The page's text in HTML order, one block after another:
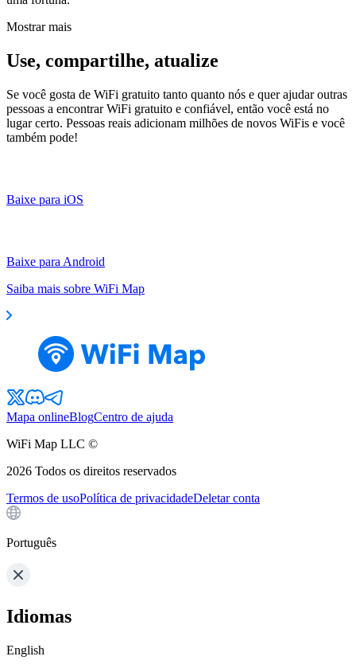
Mostrar mais
Use, compartilhe, atualize
Se você gosta de WiFi gratuito tanto quanto nós e quer ajudar outras
pessoas a encontrar WiFi gratuito e confiável, então você está no
lugar certo. Pessoas reais adicionam milhões de novos WiFis e você
também pode!
Baixe para iOS
Baixe para Android
Saiba mais sobre WiFi Map
Mapa onlineBlogCentro de ajuda
WiFi Map LLC ©
2026 Todos os direitos reservados
Termos de usoPolítica de privacidadeDeletar conta
Português
Idiomas
English